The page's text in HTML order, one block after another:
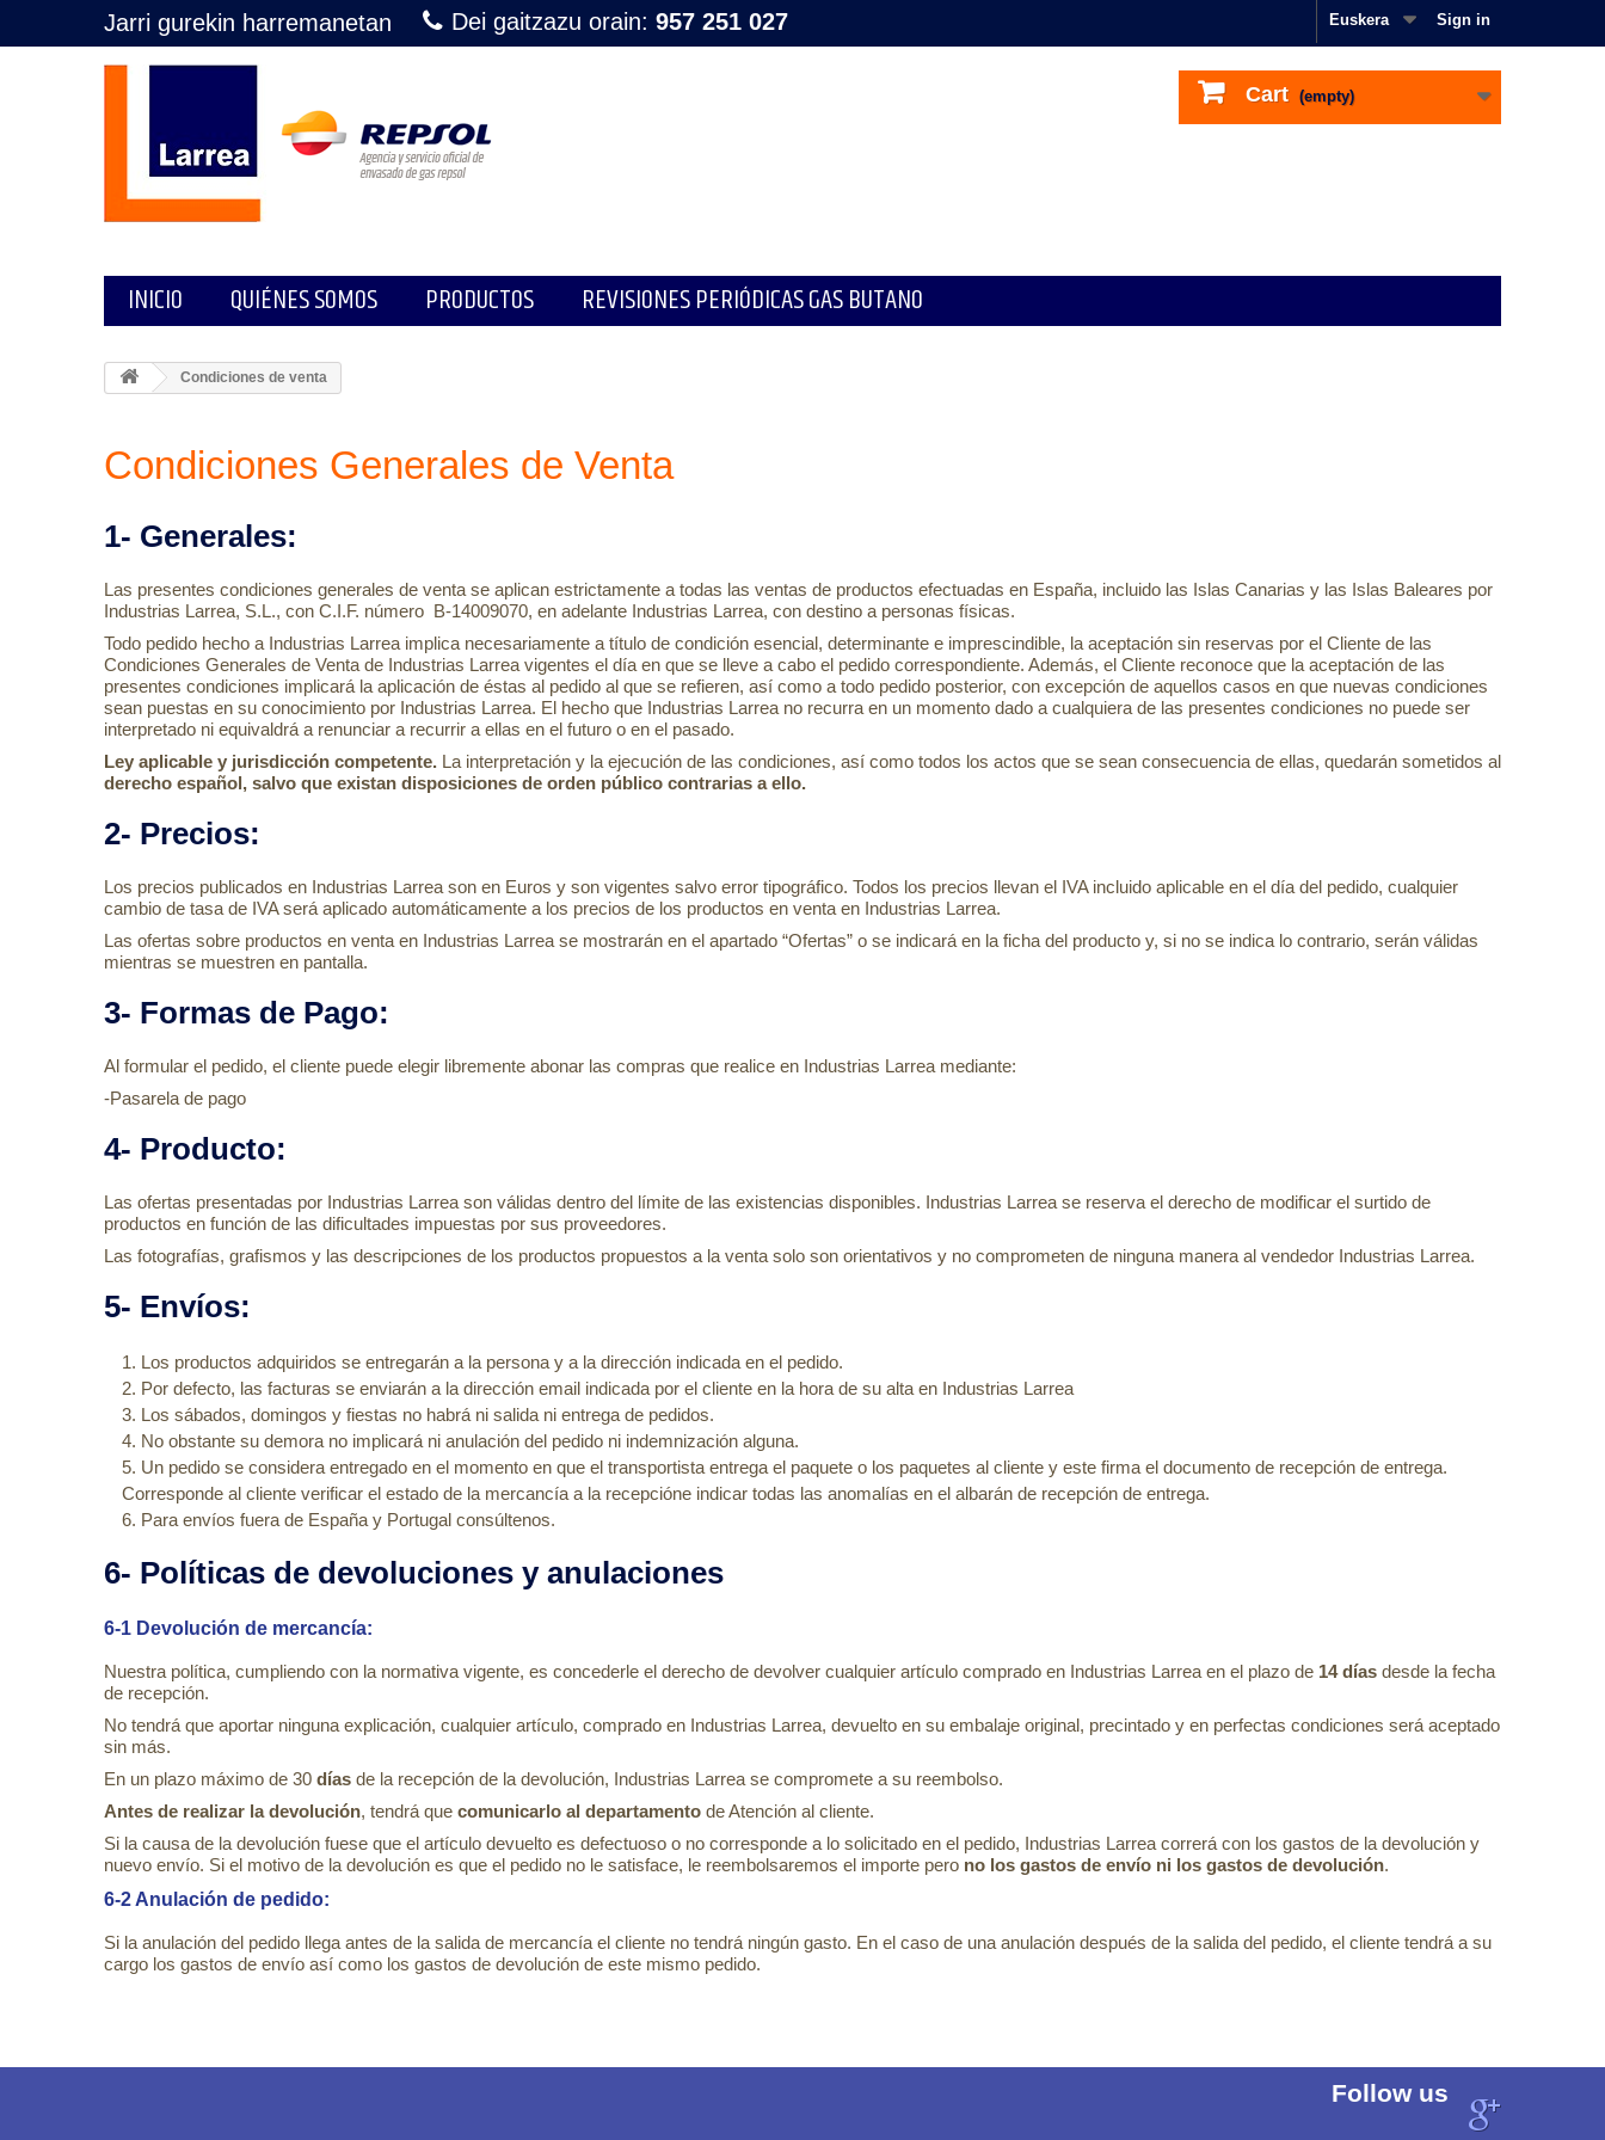
Sign in
Euskera
Jarri gurekin harremanetan Dei gaitzazu orain: 957 251 027
Cart (empty)
INICIO QUIÉNES SOMOS PRODUCTOS REVISIONES PERIÓDICAS GAS BUTANO
Condiciones de venta
Condiciones Generales de Venta
1- Generales:
Las presentes condiciones generales de venta se aplican estrictamente a todas las ventas de productos efectuadas en España, incluido las Islas Canarias y las Islas Baleares por
Industrias Larrea, S.L., con C.I.F. número B-14009070, en adelante Industrias Larrea, con destino a personas físicas.
Todo pedido hecho a Industrias Larrea implica necesariamente a título de condición esencial, determinante e imprescindible, la aceptación sin reservas por el Cliente de las
Condiciones Generales de Venta de Industrias Larrea vigentes el día en que se lleve a cabo el pedido correspondiente. Además, el Cliente reconoce que la aceptación de las
presentes condiciones implicará la aplicación de éstas al pedido al que se refieren, así como a todo pedido posterior, con excepción de aquellos casos en que nuevas condiciones
sean puestas en su conocimiento por Industrias Larrea. El hecho que Industrias Larrea no recurra en un momento dado a cualquiera de las presentes condiciones no puede ser
interpretado ni equivaldrá a renunciar a recurrir a ellas en el futuro o en el pasado.
Ley aplicable y jurisdicción competente. La interpretación y la ejecución de las condiciones, así como todos los actos que se sean consecuencia de ellas, quedarán sometidos al
derecho español, salvo que existan disposiciones de orden público contrarias a ello.
2- Precios:
Los precios publicados en Industrias Larrea son en Euros y son vigentes salvo error tipográfico. Todos los precios llevan el IVA incluido aplicable en el día del pedido, cualquier
cambio de tasa de IVA será aplicado automáticamente a los precios de los productos en venta en Industrias Larrea.
Las ofertas sobre productos en venta en Industrias Larrea se mostrarán en el apartado “Ofertas” o se indicará en la ficha del producto y, si no se indica lo contrario, serán válidas
mientras se muestren en pantalla.
3- Formas de Pago:
Al formular el pedido, el cliente puede elegir libremente abonar las compras que realice en Industrias Larrea mediante:
-Pasarela de pago
4- Producto:
Las ofertas presentadas por Industrias Larrea son válidas dentro del límite de las existencias disponibles. Industrias Larrea se reserva el derecho de modificar el surtido de
productos en función de las dificultades impuestas por sus proveedores.
Las fotografías, grafismos y las descripciones de los productos propuestos a la venta solo son orientativos y no comprometen de ninguna manera al vendedor Industrias Larrea.
5- Envíos:
Los productos adquiridos se entregarán a la persona y a la dirección indicada en el pedido.
Por defecto, las facturas se enviarán a la dirección email indicada por el cliente en la hora de su alta en Industrias Larrea
Los sábados, domingos y fiestas no habrá ni salida ni entrega de pedidos.
No obstante su demora no implicará ni anulación del pedido ni indemnización alguna.
Un pedido se considera entregado en el momento en que el transportista entrega el paquete o los paquetes al cliente y este firma el documento de recepción de entrega.
Corresponde al cliente verificar el estado de la mercancía a la recepcióne indicar todas las anomalías en el albarán de recepción de entrega.
Para envíos fuera de España y Portugal consúltenos.
6- Políticas de devoluciones y anulaciones
6-1 Devolución de mercancía:
Nuestra política, cumpliendo con la normativa vigente, es concederle el derecho de devolver cualquier artículo comprado en Industrias Larrea en el plazo de 14 días desde la fecha
de recepción.
No tendrá que aportar ninguna explicación, cualquier artículo, comprado en Industrias Larrea, devuelto en su embalaje original, precintado y en perfectas condiciones será aceptado
sin más.
En un plazo máximo de 30 días de la recepción de la devolución, Industrias Larrea se compromete a su reembolso.
Antes de realizar la devolución, tendrá que comunicarlo al departamento de Atención al cliente.
Si la causa de la devolución fuese que el artículo devuelto es defectuoso o no corresponde a lo solicitado en el pedido, Industrias Larrea correrá con los gastos de la devolución y
nuevo envío. Si el motivo de la devolución es que el pedido no le satisface, le reembolsaremos el importe pero no los gastos de envío ni los gastos de devolución.
6-2 Anulación de pedido:
Si la anulación del pedido llega antes de la salida de mercancía el cliente no tendrá ningún gasto. En el caso de una anulación después de la salida del pedido, el cliente tendrá a su
cargo los gastos de envío así como los gastos de devolución de este mismo pedido.
Follow us